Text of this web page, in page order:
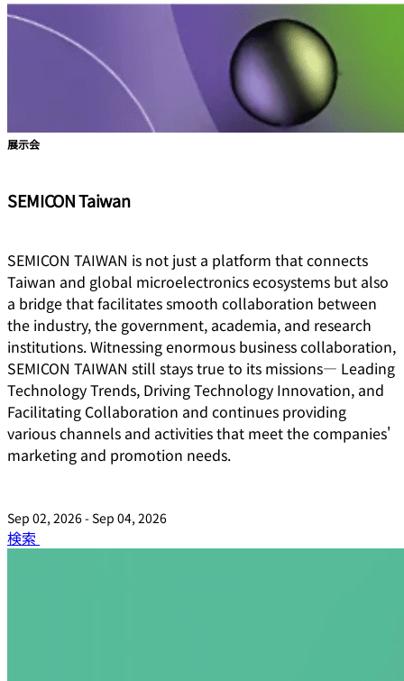
展示会
SEMICON Taiwan
SEMICON TAIWAN is not just a platform that connects
Taiwan and global microelectronics ecosystems but also
a bridge that facilitates smooth collaboration between
the industry, the government, academia, and research
institutions. Witnessing enormous business collaboration,
SEMICON TAIWAN still stays true to its missions― Leading
Technology Trends, Driving Technology Innovation, and
Facilitating Collaboration and continues providing
various channels and activities that meet the companies'
marketing and promotion needs.
Sep 02, 2026 - Sep 04, 2026
検索